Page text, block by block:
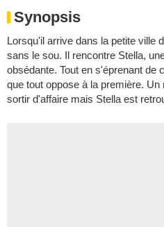
Synopsis
Lorsqu'il arrive dans la petite ville
sans le sou. Il rencontre Stella,
obsédante. Tout en s'éprenant de
que tout oppose à la première.
sortir d'affaire mais Stella est